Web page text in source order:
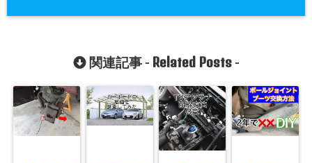
関連記事 - Related Posts-